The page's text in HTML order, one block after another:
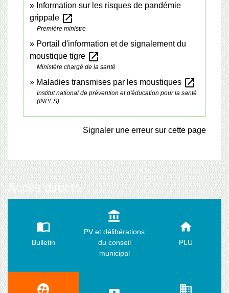
Information sur les risques de pandémie
grippale open_in_new
Première ministre
Portail d'information et de signalement du
moustique tigre open_in_new
Ministère chargé de la santé
Maladies transmises par les moustiques open_in_new
Institut national de prévention et d'éducation pour la santé
(INPES)
Signaler une erreur sur cette page
Accès directs
import_contacts
Bulletin
account_balance
PV et délibérations
du conseil
municipal
home
PLU
supervised_user_circle business